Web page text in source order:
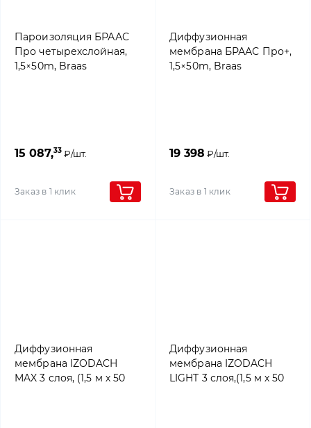
Пароизоляция БРААС
Про четырехслойная,
1,5×50m, Braas
15 087,33 ₽/шт.
Заказ в 1 клик
Диффузионная
мембрана БРААС Про+,
1,5×50m, Braas
19 398 ₽/шт.
Заказ в 1 клик
Диффузионная
мембрана IZODACH
MAX 3 слоя, (1,5 м х 50
Диффузионная
мембрана IZODACH
LIGHT 3 слоя,(1,5 м х 50